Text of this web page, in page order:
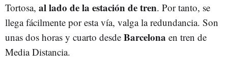
Tortosa, al lado de la estación de tren. Por tanto, se
llega fácilmente por esta vía, valga la redundancia. Son
unas dos horas y cuarto desde Barcelona en tren de
Media Distancia.